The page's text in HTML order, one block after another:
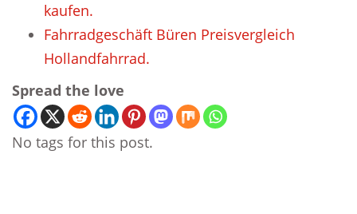
kaufen.
Fahrradgeschäft Büren Preisvergleich
Hollandfahrrad.
Spread the love
No tags for this post.